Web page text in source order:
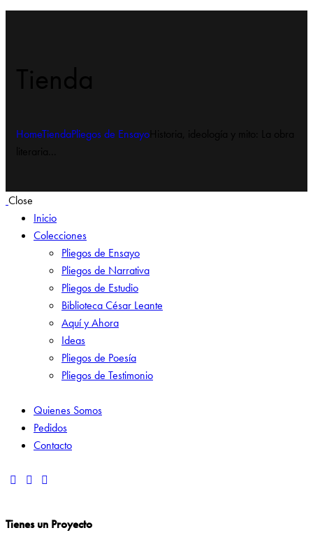
HomeTiendaPliegos de Ensayo
Close
Inicio
Colecciones
Pliegos de Ensayo
Pliegos de Narrativa
Pliegos de Estudio
Biblioteca César Leante
Aquí y Ahora
Ideas
Pliegos de Poesía
Pliegos de Testimonio
Quienes Somos
Pedidos
Contacto
Tienes un Proyecto